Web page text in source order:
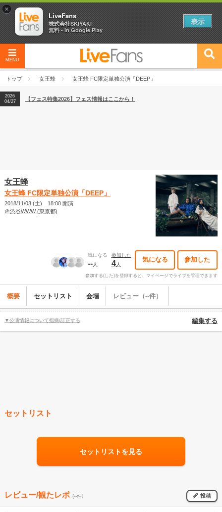
MENU
トップ 女王蜂 女王蜂 FC限定単独公演「DEEP」
2026
04/27
2026
【ライブ動員ランキング】2026年上半期編発表！
2026
04/27
【フェス特集2026】フェス情報はここから！
女王蜂
女王蜂 FC限定単独公演「DEEP」
2018/11/03 (土) 18:00 開演
＠渋谷WWW (東京都)
気になる
--人
参加した
4人
気になる 参加した
参加する(した)を登録すると、マイページでライブを管理できます
概要 セットリスト 会場 レビュー（--件）
▼公演情報について指摘/訂正する 編集する
セットリスト
セットリストを見る
レビュー/観たレポ (--件) 投稿
×
LiveFans
株式会社SKIYAKI
無料 - In Google Play
表示